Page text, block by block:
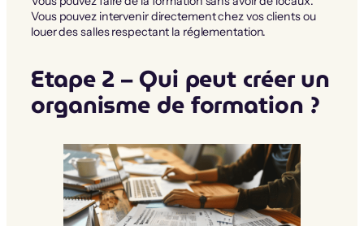
Vous pouvez intervenir directement chez vos clients ou
louer des salles respectant la réglementation.
Etape 2 – Qui peut créer un
organisme de formation ?